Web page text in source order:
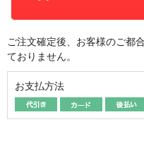
ご注文確定後、お客様のご都
ておりません。
お支払方法